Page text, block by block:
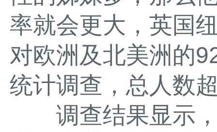
率就会更大，英国
对欧洲及北美洲的
统计调查，总人数
调查结果显示，